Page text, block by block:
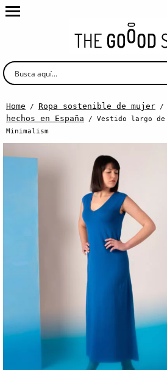
Home / Ropa sostenible de mujer /
hechos en España / Vestido largo de
Minimalism